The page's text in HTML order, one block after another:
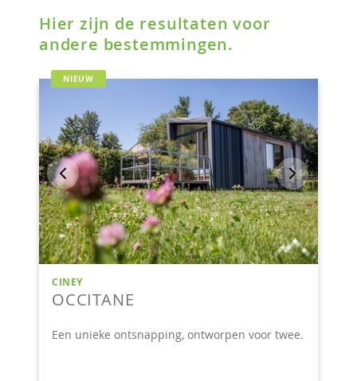
Hier zijn de resultaten voor
andere bestemmingen.